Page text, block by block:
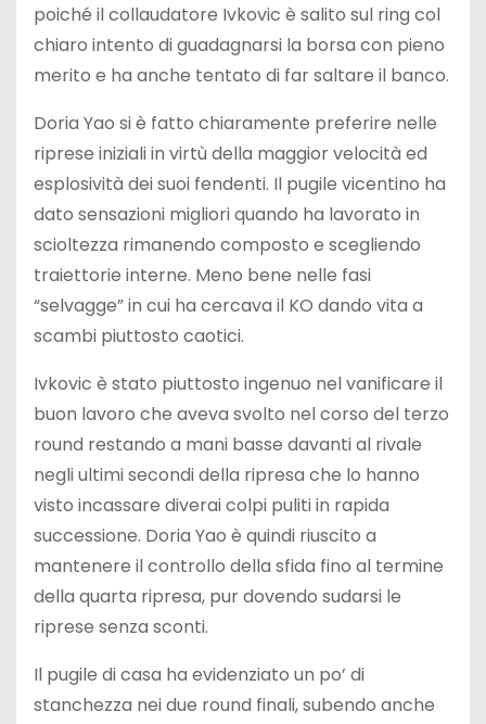
poiché il collaudatore Ivkovic è salito sul ring col
chiaro intento di guadagnarsi la borsa con pieno
merito e ha anche tentato di far saltare il banco.
Doria Yao si è fatto chiaramente preferire nelle
riprese iniziali in virtù della maggior velocità ed
esplosività dei suoi fendenti. Il pugile vicentino ha
dato sensazioni migliori quando ha lavorato in
scioltezza rimanendo composto e scegliendo
traiettorie interne. Meno bene nelle fasi
“selvagge” in cui ha cercava il KO dando vita a
scambi piuttosto caotici.
Ivkovic è stato piuttosto ingenuo nel vanificare il
buon lavoro che aveva svolto nel corso del terzo
round restando a mani basse davanti al rivale
negli ultimi secondi della ripresa che lo hanno
visto incassare diverai colpi puliti in rapida
successione. Doria Yao è quindi riuscito a
mantenere il controllo della sfida fino al termine
della quarta ripresa, pur dovendo sudarsi le
riprese senza sconti.
Il pugile di casa ha evidenziato un po’ di
stanchezza nei due round finali, subendo anche